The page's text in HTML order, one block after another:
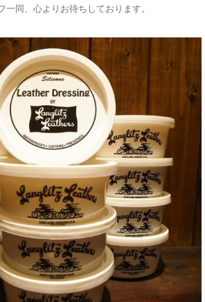
同、心よりお待ちしております。